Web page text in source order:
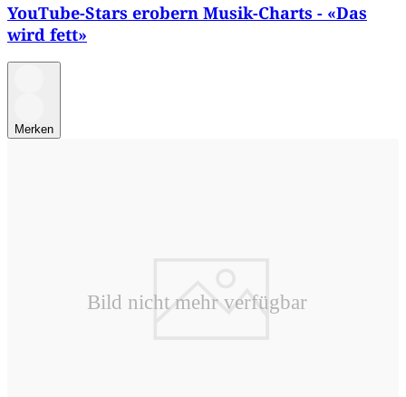
YouTube-Stars erobern Musik-Charts - «Das
wird fett»
Merken